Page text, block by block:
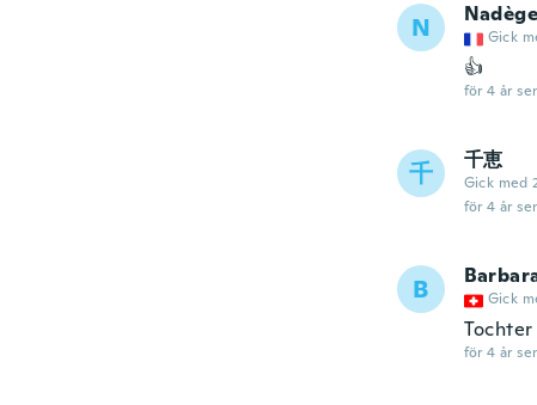
N Nadège
Gick
👍
för 4 år
千 千恵
Gick med
för 4 år
B Gick
för 4 år